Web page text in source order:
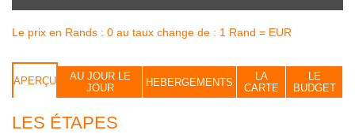
Le prix en Rands : 0 au taux change de : 1 Rand = EUR
APERÇU
AU JOUR LE
JOUR
HEBERGEMENTS
LA
CARTE
LE
BUDGET
LES ÉTAPES